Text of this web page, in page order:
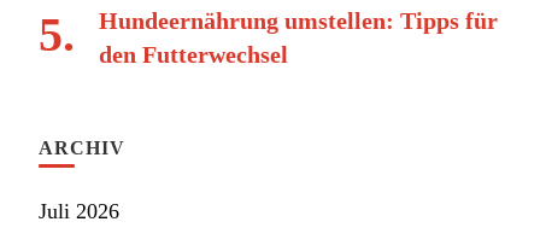
Hundeernährung umstellen: Tipps für
den Futterwechsel
ARCHIV
Juli 2026